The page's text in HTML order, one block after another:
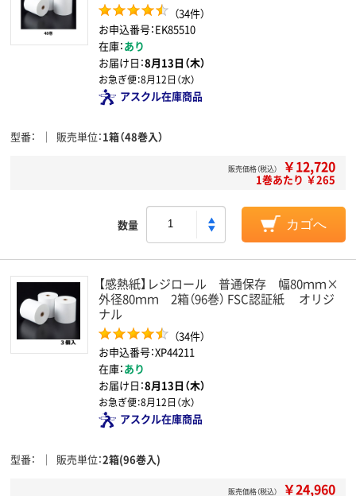
（34件）
お申込番号：EK85510
在庫：あり
お届け日：8月13日（木）
お急ぎ便：8月12日（水）
アスクル在庫商品
型番 販売単位 1箱（48巻入）
販売価格（税込） ￥12,720
1巻あたり ￥265
数量 カゴへ
【感熱紙】レジロール 普通保存 幅80ｍｍ×
外径80ｍｍ 2箱（96巻） FSC認証紙 オリジ
ナル
（34件）
お申込番号：XP44211
在庫：あり
お届け日：8月13日（木）
お急ぎ便：8月12日（水）
アスクル在庫商品
型番 販売単位 2箱(96巻入)
販売価格（税込） ￥24,960